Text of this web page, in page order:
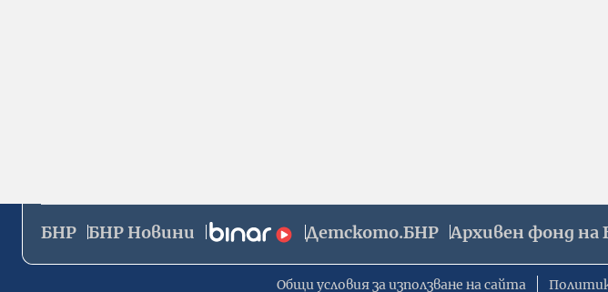
БНР БНР Новини Детското.БНР Архивен фонд на
Общи условия за използване на сайта